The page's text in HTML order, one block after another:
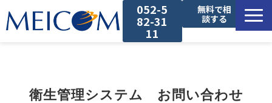
052-5
82-31
11
無料で相
談する
導入事例衛生管理システム　お問い合わせ